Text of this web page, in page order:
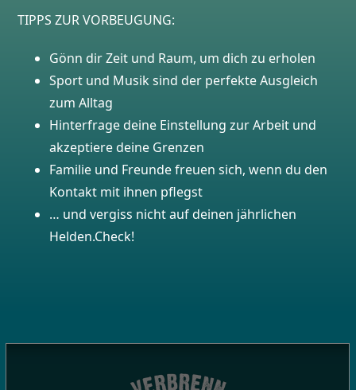
TIPPS ZUR VORBEUGUNG:
Gönn dir Zeit und Raum, um dich zu erholen
Sport und Musik sind der perfekte Ausgleich
zum Alltag
Hinterfrage deine Einstellung zur Arbeit und
akzeptiere deine Grenzen
Familie und Freunde freuen sich, wenn du den
Kontakt mit ihnen pflegst
… und vergiss nicht auf deinen jährlichen
Helden.Check!